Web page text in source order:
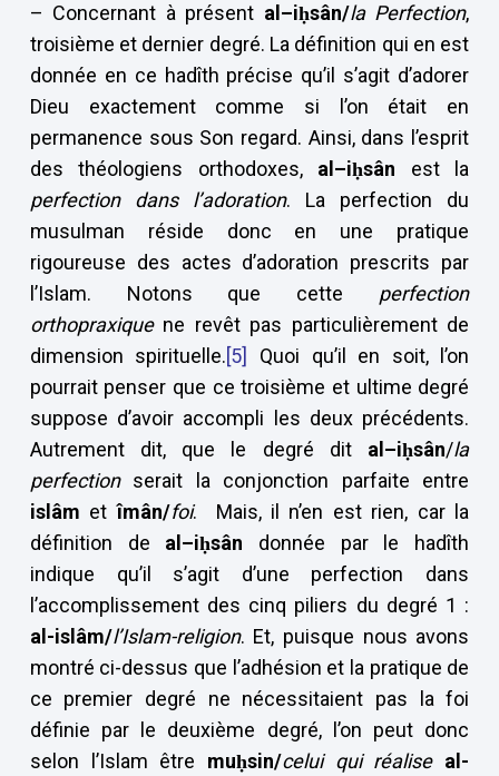
– Concernant à présent al–iḥsân/la Perfection,
troisième et dernier degré. La définition qui en est
donnée en ce hadîth précise qu’il s’agit d’adorer
Dieu exactement comme si l’on était en
permanence sous Son regard. Ainsi, dans l’esprit
des théologiens orthodoxes, al–iḥsân est la
perfection
dans l’adoration. La perfection du
musulman réside donc en une pratique
rigoureuse des actes d’adoration prescrits par
l’Islam. Notons que cette perfection
orthopraxiquene revêt pas particulièrement de
dimension spirituelle.[5]
Quoi qu’il en soit, l’on
pourrait penser que ce troisième et ultime degré
suppose d’avoir accompli les deux précédents.
Autrement dit, que le degré dit al–iḥsân/la
perfectionserait la conjonction parfaite entre
islâm etîmân/foi. Mais, il n’en est rien, car la
définition de al–iḥsân donnée par le hadîth
indique qu’il s’agit d’une perfection dans
l’accomplissement des cinq piliers du degré 1 :
al-islâm/l’Islam-religion. Et, puisque nous avons
montré ci-dessus que l’adhésion et la pratique de
ce premier degré ne nécessitaient pas la foi
définie par le deuxième degré, l’on peut donc
selon l’Islam être muḥsin/celui qui réalise al-